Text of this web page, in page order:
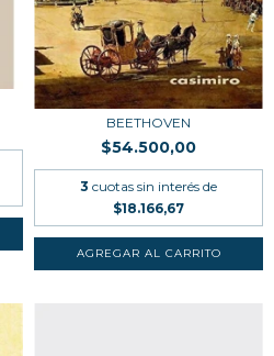
BEETHOVEN
$54.500,00
3 cuotas sin interés de
$18.166,67